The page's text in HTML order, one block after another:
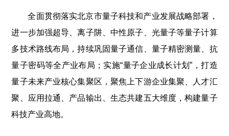
全面贯彻落实北京市量子科技和产业发展战略部署，
进一步加强超导、离子阱、中性原子、光量子等量子计算
多技术路线布局，持续巩固量子通信、量子精密测量、抗
量子密码等全产业布局；实施“量子企业成长计划”，打造
量子未来产业核心集聚区，聚焦上下游企业集聚、人才汇
聚、应用拉通、产品输出、生态共建五大维度，构建量子
科技产业高地。